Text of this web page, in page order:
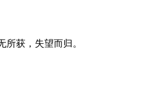
获，失望而归。